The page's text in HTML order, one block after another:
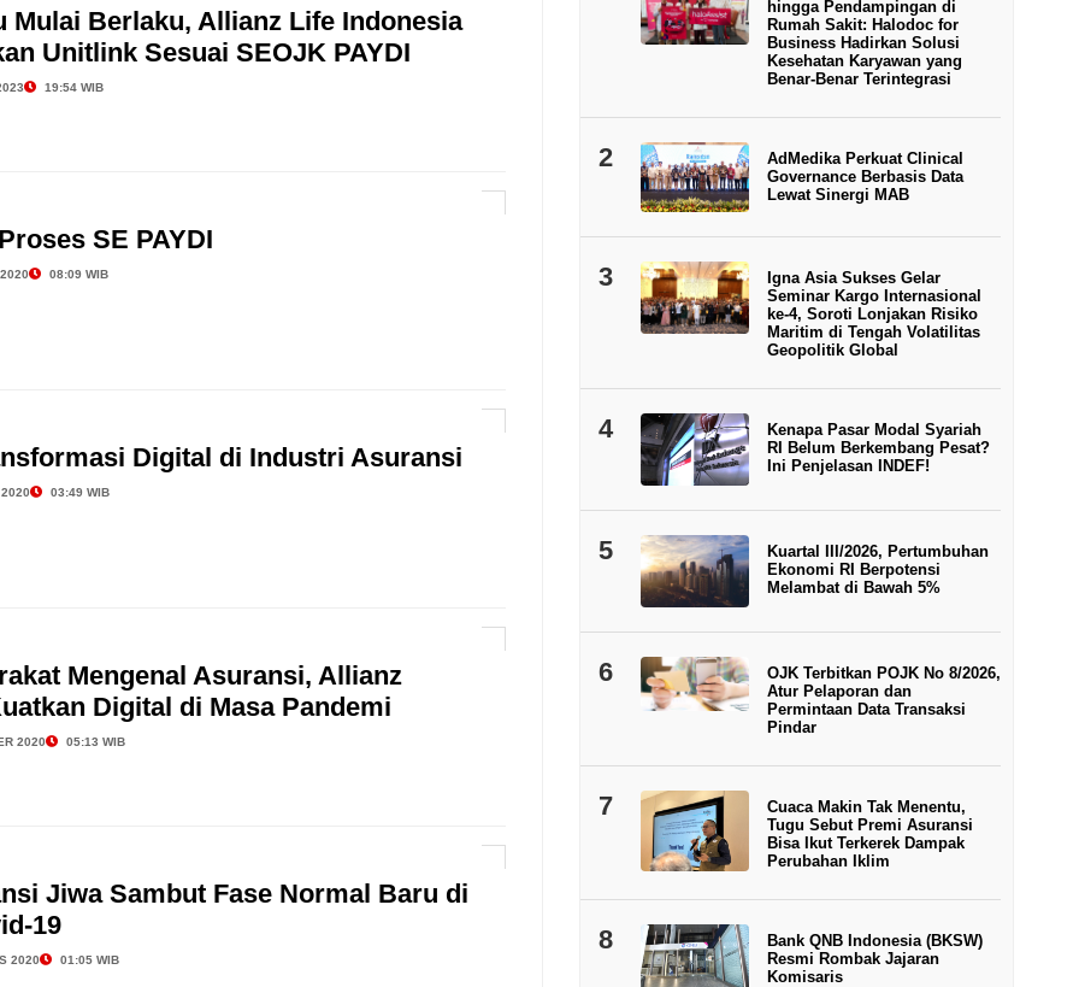
Mulai Berlaku, Allianz Life Indonesia
Unitlink Sesuai SEOJK PAYDI
19:54 WIB
SE PAYDI
08:09 WIB
Digital di Industri Asuransi
2020 03:49 WIB
Mengenal Asuransi, Allianz
Digital di Masa Pandemi
2020 05:13 WIB
Jiwa Sambut Fase Normal Baru di
19
2020 01:05 WIB
hingga Pendampingan di
Rumah Sakit: Halodoc for
Business Hadirkan Solusi
Kesehatan Karyawan yang
Benar-Benar Terintegrasi
2
AdMedika Perkuat Clinical
Governance Berbasis Data
Lewat Sinergi MAB
3
Igna Asia Sukses Gelar
Seminar Kargo Internasional
ke-4, Soroti Lonjakan Risiko
Maritim di Tengah Volatilitas
Geopolitik Global
4
Kenapa Pasar Modal Syariah
RI Belum Berkembang Pesat?
Ini Penjelasan INDEF!
5
Kuartal III/2026, Pertumbuhan
Ekonomi RI Berpotensi
Melambat di Bawah 5%
6
OJK Terbitkan POJK No 8/2026,
Atur Pelaporan dan
Permintaan Data Transaksi
Pindar
7
Cuaca Makin Tak Menentu,
Tugu Sebut Premi Asuransi
Bisa Ikut Terkerek Dampak
Perubahan Iklim
8
Bank QNB Indonesia (BKSW)
Resmi Rombak Jajaran
Komisaris